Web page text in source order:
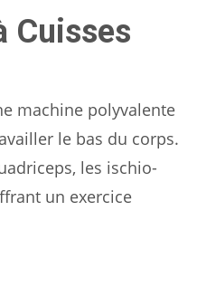
Cuisses
machine polyvalente
le bas du corps.
les ischio-
un exercice